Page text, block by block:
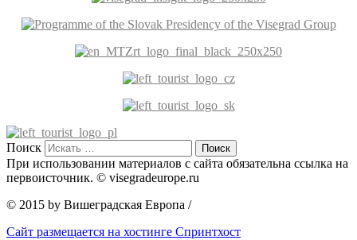
Поиск
При использовании материалов с сайта обязательна ссылка на
первоисточник. © visegradeurope.ru
© 2015 by Вишеградская Европа /
Сайт размещается на хостинге Спринтхост